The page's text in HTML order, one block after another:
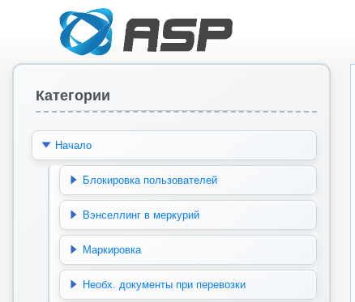
Категории
Начало
Блокировка пользователей
Вэнселлинг в меркурий
Маркировка
Необх. документы при перевозки